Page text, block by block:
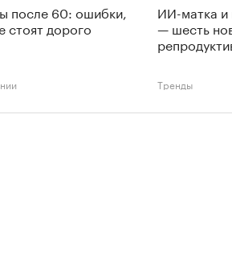
после 60: ошибки,
стоят дорого
ИИ-матка и
— шесть
Тренды